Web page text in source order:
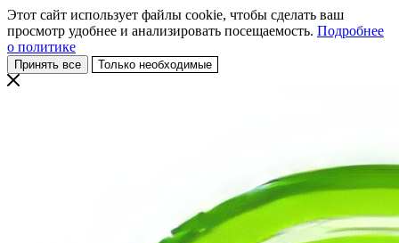
Этот сайт использует файлы cookie, чтобы сделать ваш
просмотр удобнее и анализировать посещаемость. Подробнее
о политике
Принять все Только необходимые